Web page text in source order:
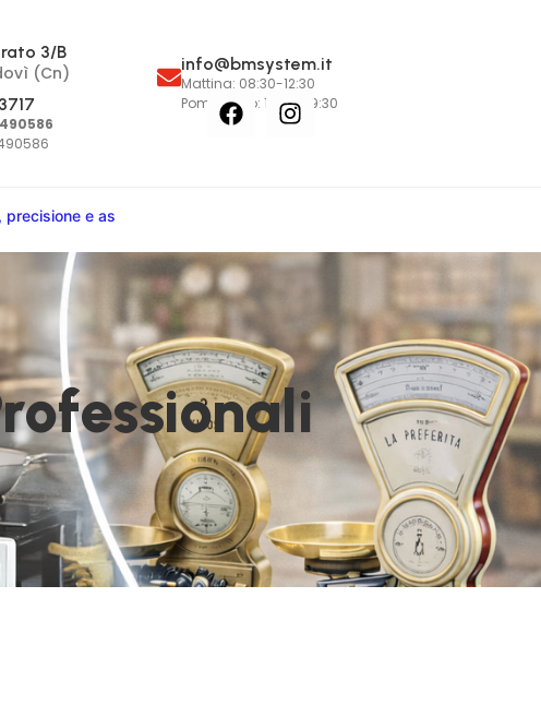
3/B
(Cn) info@bmsystem.it
Mattina: 08:30-12:30
Pomeriggio: 15:00-19:30
, precisione e as